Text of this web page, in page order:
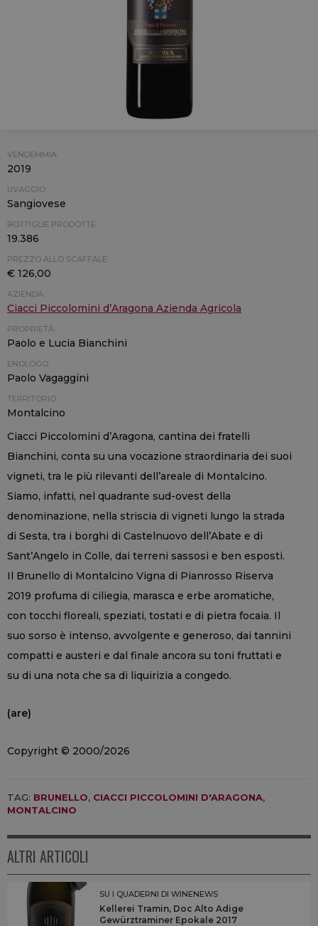
VENDEMMIA:
2019
UVAGGIO:
Sangiovese
BOTTIGLIE PRODOTTE:
19.386
PREZZO ALLO SCAFFALE:
€ 126,00
AZIENDA:
Ciacci Piccolomini d’Aragona Azienda Agricola
PROPRIETÀ:
Paolo e Lucia Bianchini
ENOLOGO:
Paolo Vagaggini
TERRITORIO:
Montalcino
Ciacci Piccolomini d’Aragona, cantina dei fratelli
Bianchini, conta su una vocazione straordinaria dei suoi
vigneti, tra le più rilevanti dell’areale di Montalcino.
Siamo, infatti, nel quadrante sud-ovest della
denominazione, nella striscia di vigneti lungo la strada
di Sesta, tra i borghi di Castelnuovo dell’Abate e di
Sant’Angelo in Colle, dai terreni sassosi e ben esposti.
Il Brunello di Montalcino Vigna di Pianrosso Riserva
2019 profuma di ciliegia, marasca e erbe aromatiche,
con tocchi floreali, speziati, tostati e di pietra focaia. Il
suo sorso è intenso, avvolgente e generoso, dai tannini
compatti e austeri e dal finale ancora su toni fruttati e
su di una nota che sa di liquirizia a congedo.
(are)
Copyright © 2000/2026
TAG: BRUNELLO, CIACCI PICCOLOMINI D'ARAGONA,
MONTALCINO
ALTRI ARTICOLI
SU I QUADERNI DI WINENEWS
Kellerei Tramin, Doc Alto Adige
Gewürztraminer Epokale 2017